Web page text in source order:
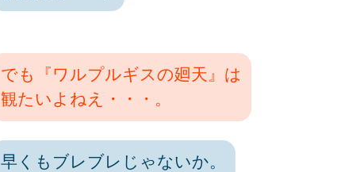
でも『ワルプルギスの廻天』は
観たいよねえ・・・。
早くもブレブレじゃないか。